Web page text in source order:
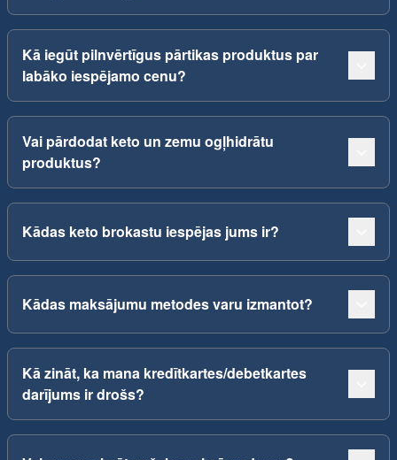
Kā iegūt pilnvērtīgus pārtikas produktus par
labāko iespējamo cenu?
Vai pārdodat keto un zemu ogļhidrātu
produktus?
Kādas keto brokastu iespējas jums ir?
Kādas maksājumu metodes varu izmantot?
Kā zināt, ka mana kredītkartes/debetkartes
darījums ir drošs?